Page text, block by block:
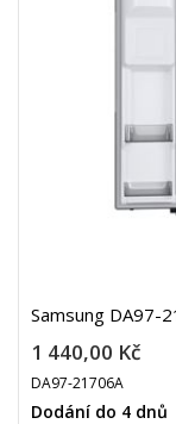
Samsung DA97-
1 440,00 Kč
DA97-21706A
Dodání do 4 dnů